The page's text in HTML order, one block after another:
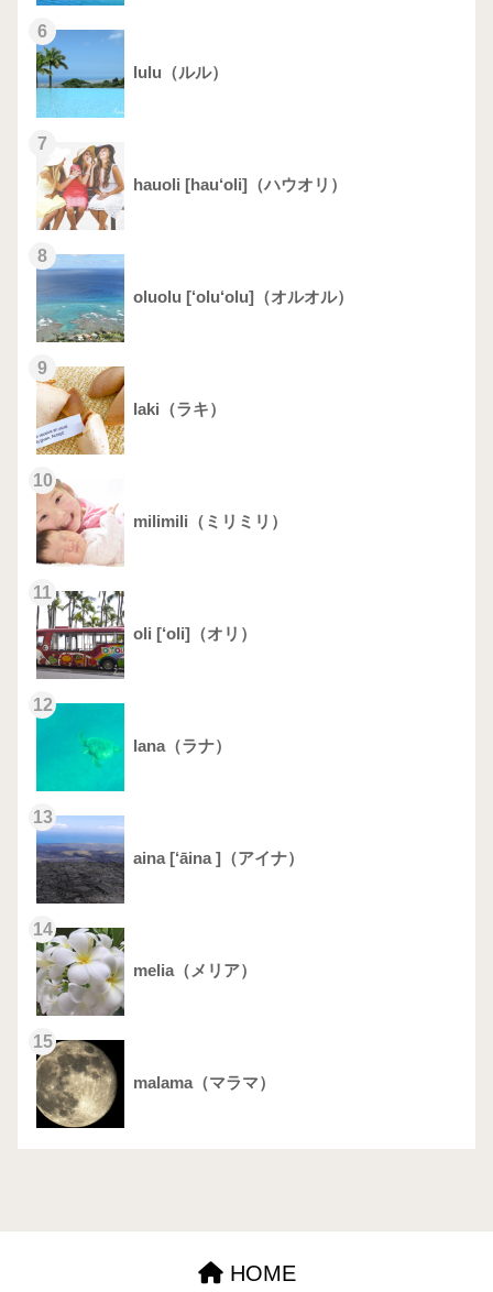
6
lulu（ルル）
7
hauoli [hau‘oli]（ハウオリ）
8
oluolu [‘olu‘olu]（オルオル）
9
laki（ラキ）
10
milimili（ミリミリ）
11
oli [‘oli]（オリ）
12
lana（ラナ）
13
aina [‘āina ]（アイナ）
14
melia（メリア）
15
malama（マラマ）
HOME